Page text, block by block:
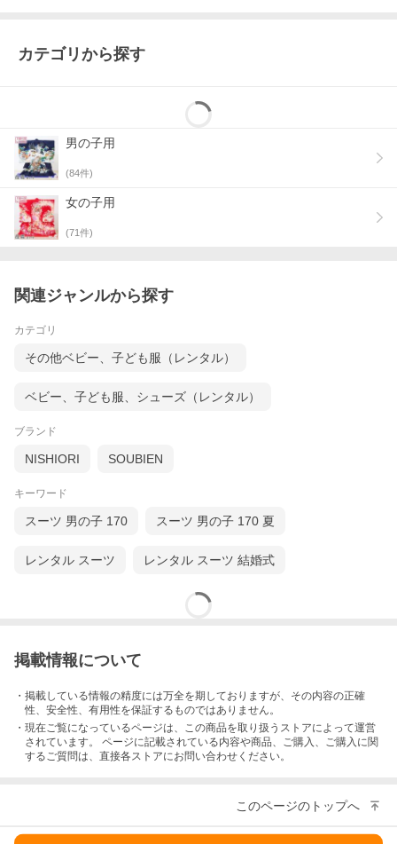
カテゴリから探す
男の子用
(84件)
女の子用
(71件)
関連ジャンルから探す
カテゴリ
その他ベビー、子ども服（レンタル）
ベビー、子ども服、シューズ（レンタル）
ブランド
NISHIORI SOUBIEN
キーワード
スーツ 男の子 170 スーツ 男の子 170 夏
レンタル スーツ レンタル スーツ 結婚式
掲載情報について
・掲載している情報の精度には万全を期しておりますが、その内容の正確
性、安全性、有用性を保証するものではありません。
・現在ご覧になっているページは、この商品を取り扱うストアによって運営
されています。 ページに記載されている内容や商品、ご購入 、ご購入に関
するご質問は、直接各ストアにお問い合わせください。
このページのトップへ